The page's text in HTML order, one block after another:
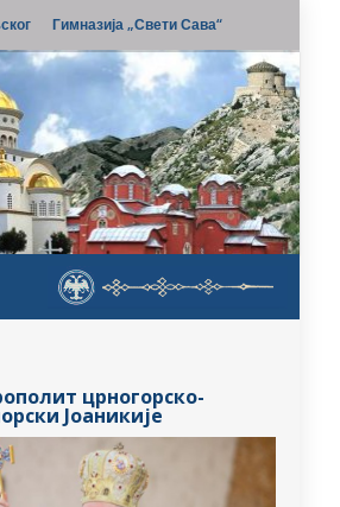
Гимназија „Свети Сава“
црногорско-
Јоаникије